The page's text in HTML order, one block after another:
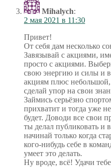
Mihalych:
2 мая 2021 в 11:30
Привет!
От себя дам несколько
Завязывай с акциями,
просто с акциями.
свою энергию и силы и
акциям плюс
сделай упор на свои
Займись серьёзно
прихватит и тогда уже
будет. Доводи все свои
ты делал публиковать и
начинай только когда
кого-нибудь себе в
умеет это делать.
Ну вроде, всё! Удачи